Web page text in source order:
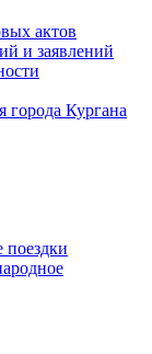
актов
и заявлений
города Кургана